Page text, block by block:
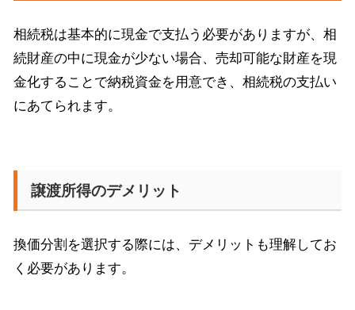
相続税は基本的に現金で支払う必要がありますが、相
続財産の中に現金が少ない場合、売却可能な財産を現
金化することで納税資金を用意でき、相続税の支払い
にあてられます。
譲渡所得のデメリット
換価分割を選択する際には、デメリットも理解してお
く必要があります。